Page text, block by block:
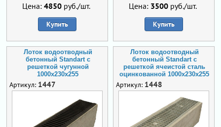
Цена: 4850руб./шт.
Купить
Цена: 3500руб./шт.
Купить
Лоток водоотводный
бетонный Standart с
решеткой чугунной
1000x230x255
Артикул: 1447
Лоток водоотводный
бетонный Standart с
решеткой ячеистой сталь
оцинкованной 1000x230x255
Артикул: 1448